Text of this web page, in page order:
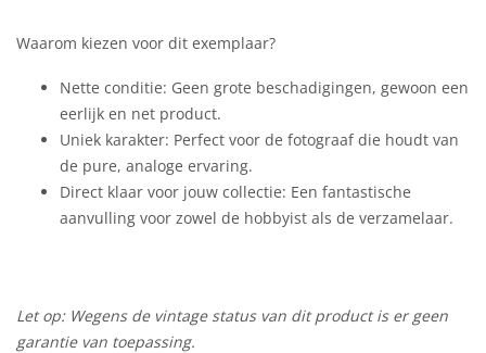
Waarom kiezen voor dit exemplaar?
Nette conditie: Geen grote beschadigingen, gewoon een
eerlijk en net product.
Uniek karakter: Perfect voor de fotograaf die houdt van
de pure, analoge ervaring.
Direct klaar voor jouw collectie: Een fantastische
aanvulling voor zowel de hobbyist als de verzamelaar.
Let op: Wegens de vintage status van dit product is er geen
garantie van toepassing.